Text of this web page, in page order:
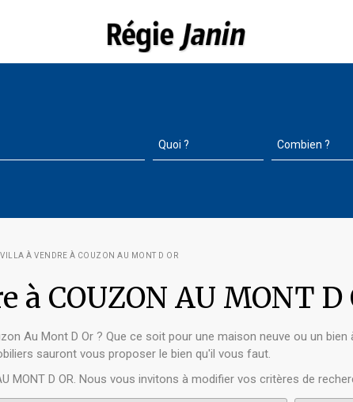
À VENDRE À COUZON AU MONT D OR
COUZON AU MONT D
Au Mont D Or ? Que ce soit pour une maison neuve ou un
sauront vous proposer le bien qu'il vous faut.
MONT D OR. Nous vous invitons à modifier vos critères de